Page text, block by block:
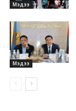
Мэдээ
Мэдээ